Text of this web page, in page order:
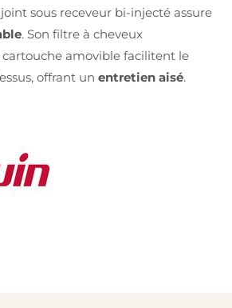
joint sous receveur bi-injecté assure
. Son filtre à cheveux
amovible facilitent le
offrant un entretien aisé.